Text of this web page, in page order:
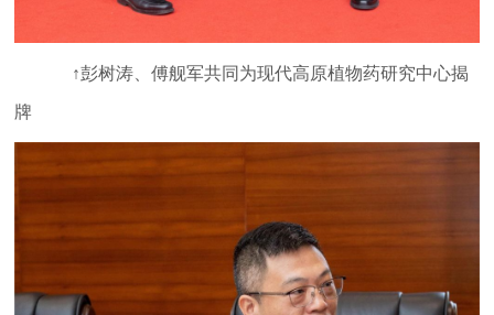
↑彭树涛、傅舰军共同为现代高原植物药研究中心揭
牌